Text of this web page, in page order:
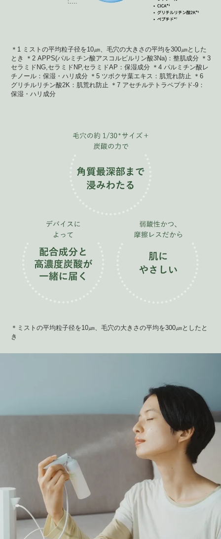
＊1 ミストの平均粒子径を10㎛、毛穴の大きさの平均を300㎛とした
とき ＊2 APPS(パルミチン酸アスコルビルリン酸3Na)：整肌成分 ＊3
セラミドNG,セラミドNP,セラミドAP：保湿成分 ＊4 パルミチン酸レ
チノール：保湿・ハリ成分 ＊5 ツボクサ葉エキス：肌荒れ防止 ＊6
グリチルリチン酸2K：肌荒れ防止 ＊7 アセチルテトラペプチド-9：
保湿・ハリ成分
＊ミストの平均粒子径を10㎛、毛穴の大きさの平均を300㎛としたと
き